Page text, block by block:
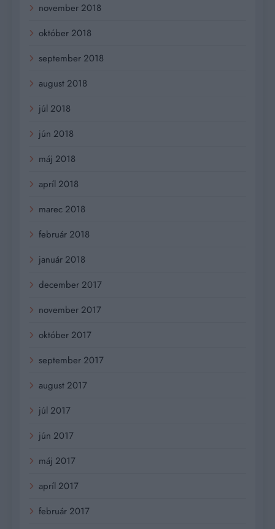
november 2018
október 2018
september 2018
august 2018
júl 2018
jún 2018
máj 2018
apríl 2018
marec 2018
február 2018
január 2018
december 2017
november 2017
október 2017
september 2017
august 2017
júl 2017
jún 2017
máj 2017
apríl 2017
február 2017